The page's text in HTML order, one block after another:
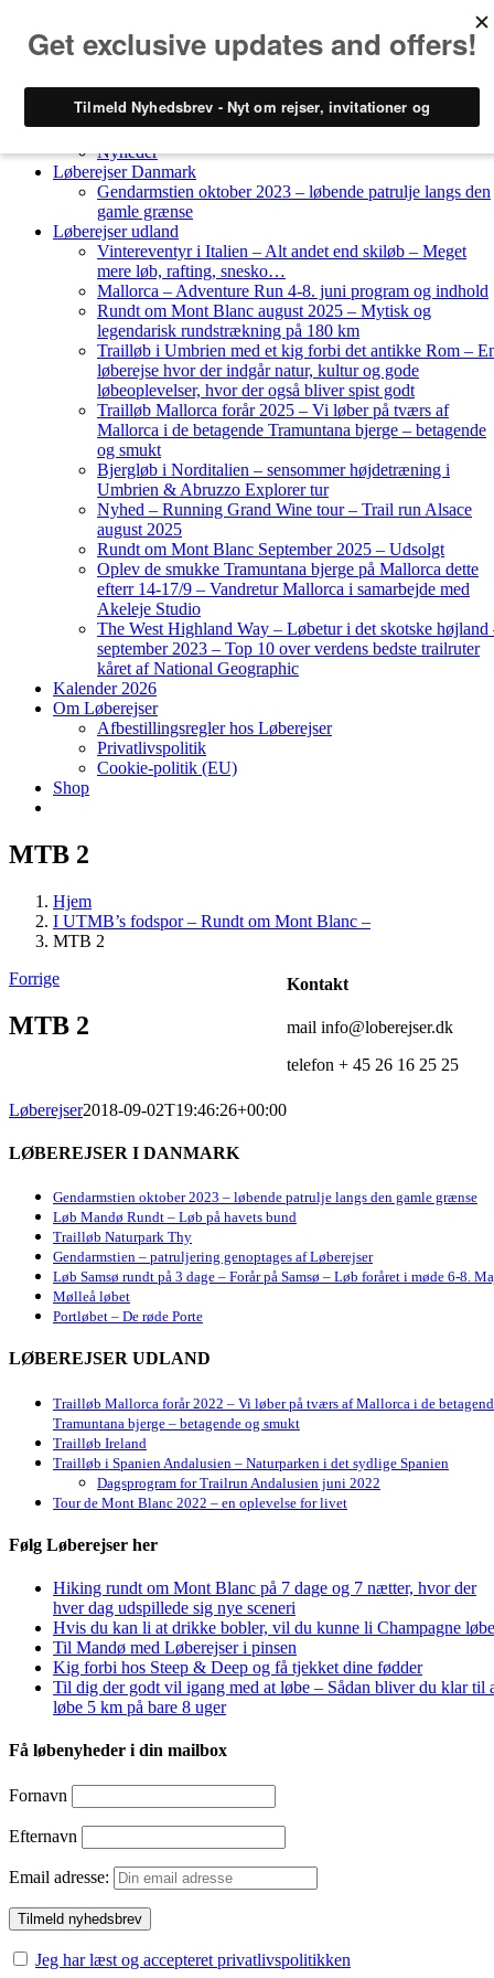
Løberejser
Nyheder
Løberejser Danmark
Gendarmstien oktober 2023 – løbende patrulje langs den
gamle grænse
Løberejser udland
Vintereventyr i Italien – Alt andet end skiløb – Meget
mere løb, rafting, snesko…
Mallorca – Adventure Run 4-8. juni program og indhold
Rundt om Mont Blanc august 2025 – Mytisk og
legendarisk rundstrækning på 180 km
Trailløb i Umbrien med et kig forbi det antikke Rom –
løberejse hvor der indgår natur, kultur og gode
løbeoplevelser, hvor der også bliver spist godt
Trailløb Mallorca forår 2025 – Vi løber på tværs af
Mallorca i de betagende Tramuntana bjerge – betagende
og smukt
Bjergløb i Norditalien – sensommer højdetræning i
Umbrien & Abruzzo Explorer tur
Nyhed – Running Grand Wine tour – Trail run Alsace
august 2025
Rundt om Mont Blanc September 2025 – Udsolgt
Oplev de smukke Tramuntana bjerge på Mallorca dette
efterr 14-17/9 – Vandretur Mallorca i samarbejde med
Akeleje Studio
The West Highland Way – Løbetur i det skotske højland
september 2023 – Top 10 over verdens bedste trailruter
kåret af National Geographic
Kalender 2026
Om Løberejser
Afbestillingsregler hos Løberejser
Privatlivspolitik
Cookie-politik (EU)
Shop
MTB 2
Hjem
I UTMB’s fodspor – Rundt om Mont Blanc –
MTB 2
Forrige
MTB 2
Løberejser2018-09-02T19:46:26+00:00
LØBEREJSER I DANMARK
Gendarmstien oktober 2023 – løbende patrulje langs den gamle grænse
Løb Mandø Rundt – Løb på havets bund
Trailløb Naturpark Thy
Gendarmstien – patruljering genoptages af Løberejser
Løb Samsø rundt på 3 dage – Forår på Samsø – Løb foråret i møde 6-8.
Mølleå løbet
Portløbet – De røde Porte
LØBEREJSER UDLAND
Trailløb Mallorca forår 2022 – Vi løber på tværs af Mallorca i de
Tramuntana bjerge – betagende og smukt
Trailløb Ireland
Trailløb i Spanien Andalusien – Naturparken i det sydlige Spanien
Dagsprogram for Trailrun Andalusien juni 2022
Tour de Mont Blanc 2022 – en oplevelse for livet
Følg Løberejser her
Hiking rundt om Mont Blanc på 7 dage og 7 nætter, hvor der
hver dag udspillede sig nye sceneri
Hvis du kan li at drikke bobler, vil du kunne li Champagne
Til Mandø med Løberejser i pinsen
Kig forbi hos Steep & Deep og få tjekket dine fødder
Til dig der godt vil igang med at løbe – Sådan bliver du klar til
løbe 5 km på bare 8 uger
Få løbenyheder i din mailbox
Fornavn
Efternavn
Email adresse:
Jeg har læst og accepteret privatlivspolitikken
Kontakt
mail info@loberejser.dk
telefon + 45 26 16 25 25